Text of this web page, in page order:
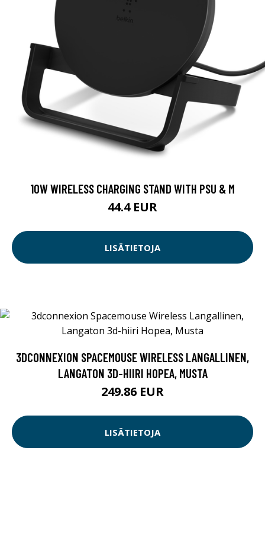
10W WIRELESS CHARGING STAND WITH PSU & M
44.4 EUR
LISÄTIETOJA
3DCONNEXION SPACEMOUSE WIRELESS LANGALLINEN,
LANGATON 3D-HIIRI HOPEA, MUSTA
249.86 EUR
LISÄTIETOJA